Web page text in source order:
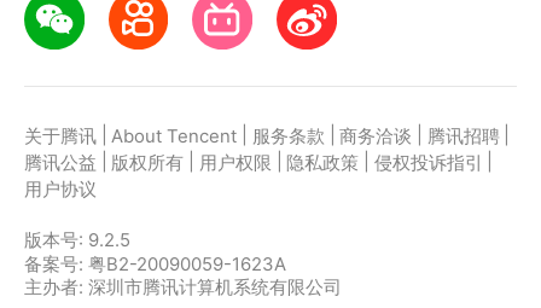
关于腾讯 About Tencent 服务条款 商务洽谈 腾讯招聘
腾讯公益
版权所有 用户权限 隐私政策 侵权投诉指引
用户协议
版本号: 9.2.5
备案号: 粤B2-20090059-1623A
主办者: 深圳市腾讯计算机系统有限公司